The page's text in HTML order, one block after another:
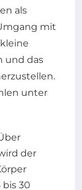
als
mit
und das
unter
der
30